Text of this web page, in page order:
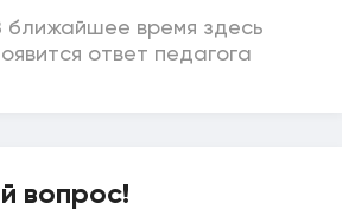
ближайшее время здесь
ответ педагога
вопрос!